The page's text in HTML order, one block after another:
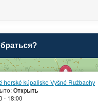
horské kúpalisko Vyšné Ružbachy
Открыть
- 18:00